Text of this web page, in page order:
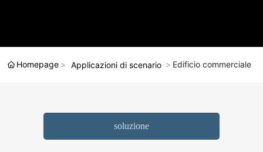
Homepage Applicazioni di scenario Edificio commerciale
soluzione